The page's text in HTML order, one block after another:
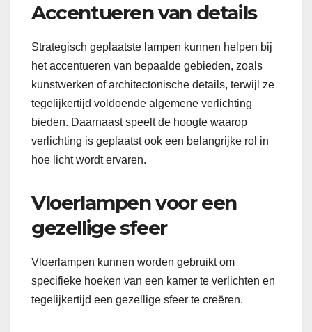
Accentueren van details
Strategisch geplaatste lampen kunnen helpen bij
het accentueren van bepaalde gebieden, zoals
kunstwerken of architectonische details, terwijl ze
tegelijkertijd voldoende algemene verlichting
bieden. Daarnaast speelt de hoogte waarop
verlichting is geplaatst ook een belangrijke rol in
hoe licht wordt ervaren.
Vloerlampen voor een
gezellige sfeer
Vloerlampen kunnen worden gebruikt om
specifieke hoeken van een kamer te verlichten en
tegelijkertijd een gezellige sfeer te creëren.